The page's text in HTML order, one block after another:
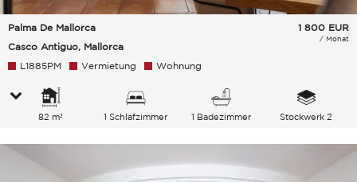
Palma De Mallorca
Casco Antiguo, Mallorca
1 800 EUR
/ Monat
L1885PM Vermietung Wohnung
82 m² 1 Schlafzimmer 1 Badezimmer Stockwerk 2